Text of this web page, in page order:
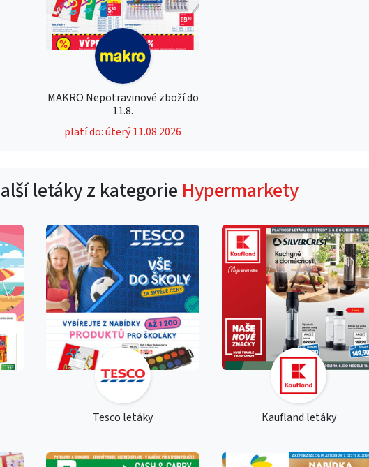
MAKRO Nepotravinové zboží do
11.8.
platí do: úterý 11.08.2026
letáky z kategorie Hypermarkety
Tesco letáky Kaufland letáky